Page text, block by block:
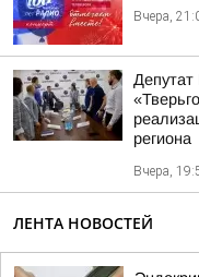
Вчера,
региона
Вчера,
ЛЕНТА НОВОСТЕЙ